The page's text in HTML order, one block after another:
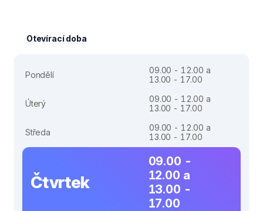
Otevírací doba
Pondělí
09.00 - 12.00 a
13.00 - 17.00
Úterý
09.00 - 12.00 a
13.00 - 17.00
Středa
09.00 - 12.00 a
13.00 - 17.00
Čtvrtek
09.00 -
12.00 a
13.00 -
17.00